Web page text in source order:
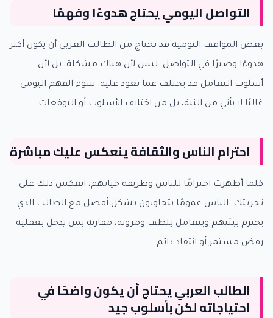
التواصل اليومي يحتاج هدوءًا وفهمًا
بعض المواقف اليومية قد تحتاج من الطالب العربي أن يكون أكثر
هدوءًا وصبرًا في التواصل. ليس لأن هناك مشكلة، بل لأن
أسلوب التعامل قد يختلف عما تعود عليه. سوء الفهم اليومي
غالبًا لا يأتي من النية، بل من اختلاف الأسلوب أو التوقعات.
احترام الناس والثقافة ينعكس عليك مباشرة
كلما أظهرت احترامًا للناس وطريقة حياتهم، انعكس ذلك على
تجربتك. الناس عمومًا يتجاوبون بشكل أفضل مع الطالب الذي
يحترم بيئتهم ويتعامل بلطف ومرونة، مقارنة بمن يدخل بعقلية
رفض مستمر أو انتقاد دائم.
الطالب العربي يحتاج أن يكون واضحًا في
احتياجاته لكن بأسلوب جيد